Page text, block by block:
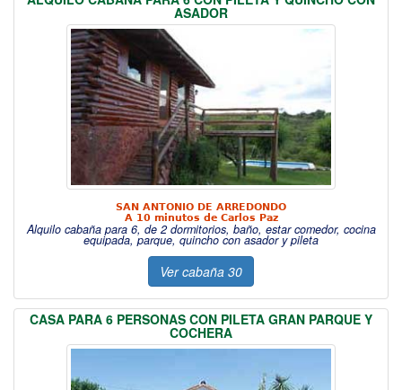
ASADOR
SAN ANTONIO DE ARREDONDO
A 10 minutos de Carlos Paz
Alquilo cabaña para 6, de 2 dormitorios, baño, estar comedor, cocina
equipada, parque, quincho con asador y pileta
Ver cabaña 30
CASA PARA 6 PERSONAS CON PILETA GRAN PARQUE Y
COCHERA